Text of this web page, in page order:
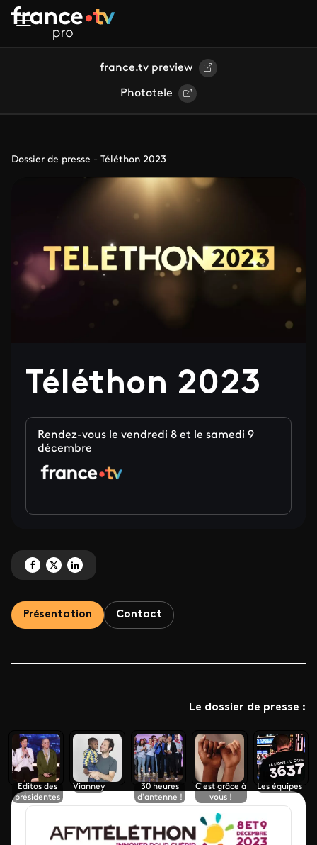
Aller au contenu principal
france.tv preview
Phototele
Dossier de presse - Téléthon 2023
Téléthon 2023
Rendez-vous le vendredi 8 et le samedi 9
décembre
Partagez 'Téléthon 2023' sur Facebook
Partagez 'Téléthon 2023' sur X
Partagez 'Téléthon 2023' sur LinkedIn
Présentation Contact
Le dossier de presse :
Editos des
présidentes
Vianney
30 heures
d'antenne !
C'est grâce à
vous !
Les équipes